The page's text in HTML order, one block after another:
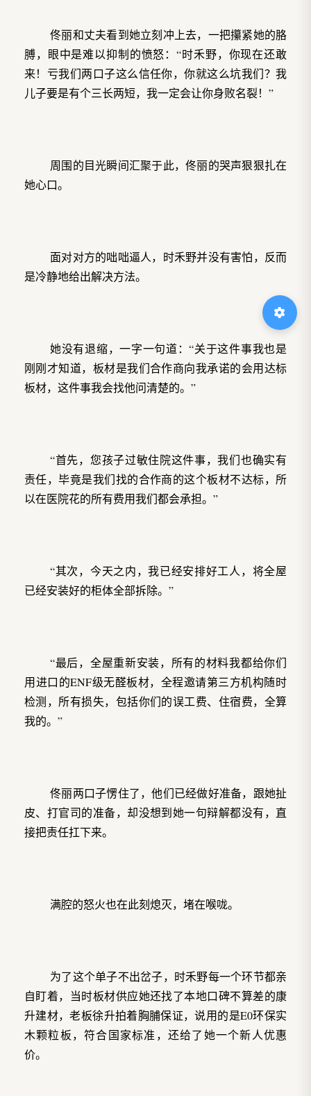
佟丽和丈夫看到她立刻冲上去，一把攥紧她的胳
膊，眼中是难以抑制的愤怒：“时禾野，你现在还敢
来！亏我们两口子这么信任你，你就这么坑我们？我
儿子要是有个三长两短，我一定会让你身败名裂！”
周围的目光瞬间汇聚于此，佟丽的哭声狠狠扎在
她心口。
面对对方的咄咄逼人，时禾野并没有害怕，反而
是冷静地给出解决方法。
她没有退缩，一字一句道：“关于这件事我也是
刚刚才知道，板材是我们合作商向我承诺的会用达标
板材，这件事我会找他问清楚的。”
“首先，您孩子过敏住院这件事，我们也确实有
责任，毕竟是我们找的合作商的这个板材不达标，所
以在医院花的所有费用我们都会承担。”
“其次，今天之内，我已经安排好工人，将全屋
已经安装好的柜体全部拆除。”
“最后，全屋重新安装，所有的材料我都给你们
用进口的ENF级无醛板材，全程邀请第三方机构随时
检测，所有损失，包括你们的误工费、住宿费，全算
我的。”
佟丽两口子愣住了，他们已经做好准备，跟她扯
皮、打官司的准备，却没想到她一句辩解都没有，直
接把责任扛下来。
满腔的怒火也在此刻熄灭，堵在喉咙。
为了这个单子不出岔子，时禾野每一个环节都亲
自盯着，当时板材供应她还找了本地口碑不算差的康
升建材，老板徐升拍着胸脯保证，说用的是E0环保实
木颗粒板，符合国家标准，还给了她一个新人优惠
价。